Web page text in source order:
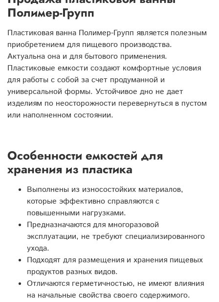
Полимер-Групп
Пластиковая ванна Полимер-Групп является полезным
приобретением для пищевого производства.
Актуальна она и для бытового применения.
Пластиковые емкости создают комфортные условия
для работы с собой за счет продуманной и
универсальной формы. Устойчивое дно не дает
изделиям по неосторожности перевернуться в пустом
или наполненном состоянии.
Особенности емкостей для
хранения из пластика
Выполнены из износостойких материалов,
которые эффективно справляются с
повышенными нагрузками.
Предназначаются для многоразовой
эксплуатации, не требуют специализированного
ухода.
Подходят для размещения и хранения пищевых
продуктов разных видов.
Отличаются герметичностью, не имеют влияния
на начальные свойства своего содержимого.